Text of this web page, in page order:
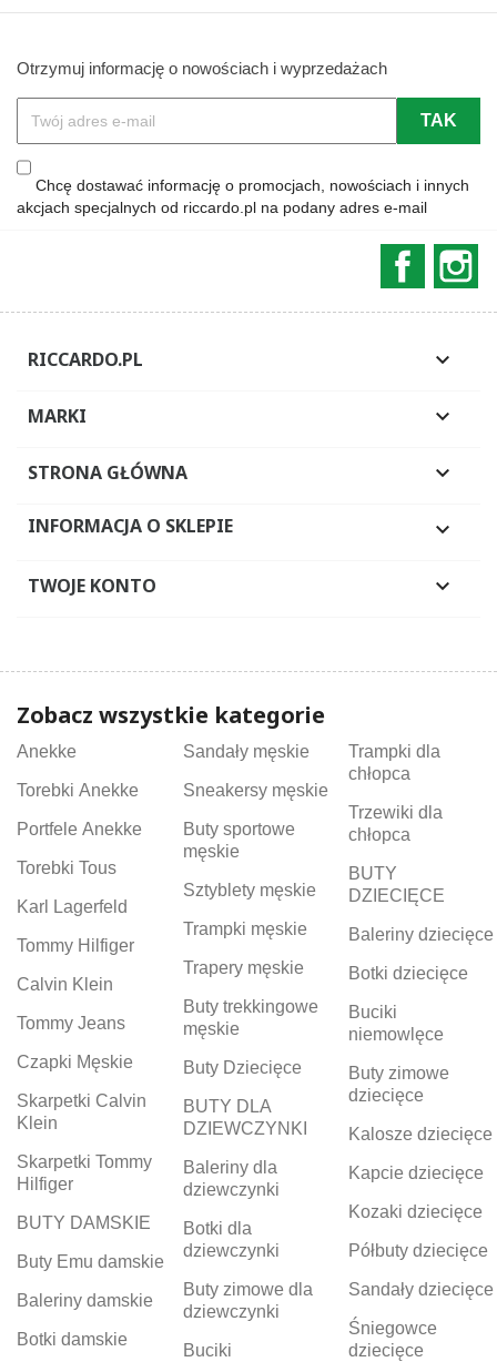
Otrzymuj informację o nowościach i wyprzedażach
Chcę dostawać informację o promocjach, nowościach i innych
akcjach specjalnych od riccardo.pl na podany adres e-mail
RICCARDO.PL 
MARKI 
STRONA GŁÓWNA 
INFORMACJA O SKLEPIE 
TWOJE KONTO 
Zobacz wszystkie kategorie
Anekke
Torebki Anekke
Portfele Anekke
Torebki Tous
Karl Lagerfeld
Tommy Hilfiger
Calvin Klein
Tommy Jeans
Czapki Męskie
Skarpetki Calvin
Klein
Skarpetki Tommy
Hilfiger
BUTY DAMSKIE
Buty Emu damskie
Baleriny damskie
Botki damskie
Sandały męskie
Sneakersy męskie
Buty sportowe
męskie
Sztyblety męskie
Trampki męskie
Trapery męskie
Buty trekkingowe
męskie
Buty Dziecięce
BUTY DLA
DZIEWCZYNKI
Baleriny dla
dziewczynki
Botki dla
dziewczynki
Buty zimowe dla
dziewczynki
Buciki
Trampki dla
chłopca
Trzewiki dla
chłopca
BUTY
DZIECIĘCE
Baleriny dziecięce
Botki dziecięce
Buciki
niemowlęce
Buty zimowe
dziecięce
Kalosze dziecięce
Kapcie dziecięce
Kozaki dziecięce
Półbuty dziecięce
Sandały dziecięce
Śniegowce
dziecięce